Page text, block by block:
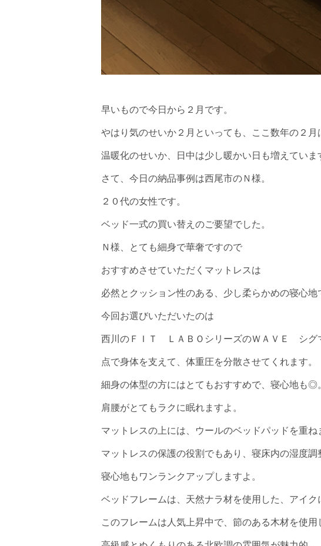
早いもので今日から２月です。
やはり気のせいか２月といっても、ここ数年の２月
温暖化のせいか、日中は少し暖かい日も増えていま
さて、今日の納品事例は西尾市のＮ様。
２０代の女性です。
ベッド一式の買い替えのご要望でした。
Ｎ様、とても細身で華奢ですので
おすすめさせていただくマットレスは
必然とクッション性のある、少し柔らかめの寝心地
今回お選びいただいたのは
西川のＦＩＴ ＬＡＢＯシリーズのＷＡＶＥ シグ
点で身体を支えて、体重圧を分散させてくれます。
細身の体型の方にはとてもおすすめで、寝心地も◎
肩腰がとてもラクに眠れますよ。
マットレスの上には、ウールのベッドパッドを重ね
マットレスの保護の役割でもあり、寝床内の湿度調
寝心地もワンランクアップしますよ。
ベッドフレームは、天然ナラ材を使用した、アイク
このフレームは人気上昇中で、節のある木材を使用